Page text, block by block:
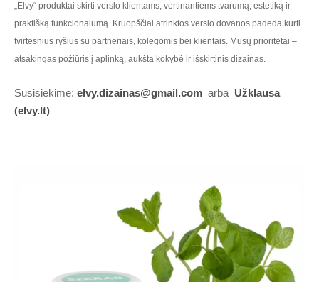
„Elvy“ produktai skirti verslo klientams, vertinantiems tvarumą, estetiką ir
praktišką funkcionalumą. Kruopščiai atrinktos verslo dovanos padeda kurti
tvirtesnius ryšius su partneriais, kolegomis bei klientais. Mūsų prioritetai –
atsakingas požiūris į aplinką, aukšta kokybė ir išskirtinis dizainas.
Susisiekime: elvy.dizainas@gmail.com arba Užklausa
(elvy.lt)